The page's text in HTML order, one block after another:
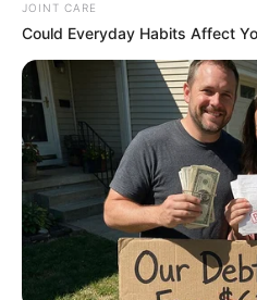
ดวงรายวัน 28 สิงหาคม 2565
28 ส.ค. 2022
JOINT CARE
Could Everyday Habits Affect